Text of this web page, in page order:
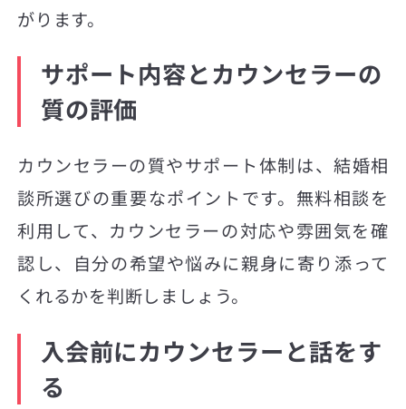
がります。
サポート内容とカウンセラーの
質の評価
カウンセラーの質やサポート体制は、結婚相
談所選びの重要なポイントです。無料相談を
利用して、カウンセラーの対応や雰囲気を確
認し、自分の希望や悩みに親身に寄り添って
くれるかを判断しましょう。
入会前にカウンセラーと話をす
る